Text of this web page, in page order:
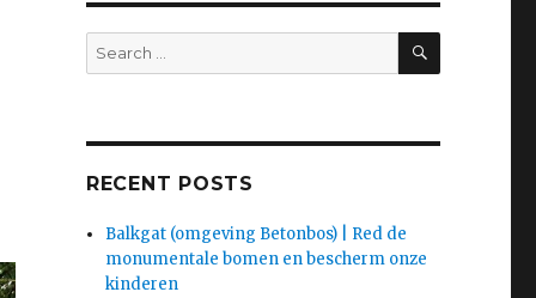
Search
for:
SEARCH
RECENT POSTS
Balkgat (omgeving Betonbos) | Red de
monumentale bomen en bescherm onze
kinderen